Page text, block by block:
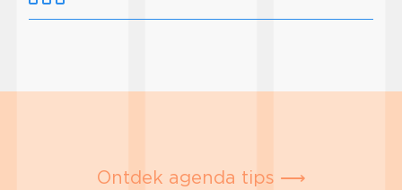
Ontdek agenda tips ⟶